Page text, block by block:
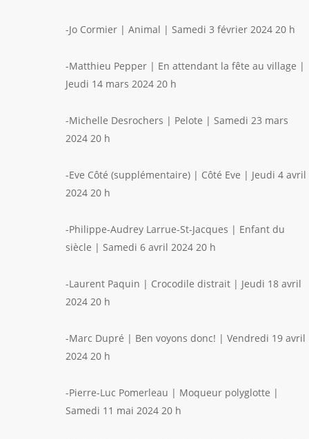
-Jo Cormier | Animal | Samedi 3 février 2024 20 h
-Matthieu Pepper | En attendant la fête au village |
Jeudi 14 mars 2024 20 h
-Michelle Desrochers | Pelote | Samedi 23 mars
2024 20 h
-Eve Côté (supplémentaire) | Côté Eve | Jeudi 4 avril
2024 20 h
-Philippe-Audrey Larrue-St-Jacques | Enfant du
siècle | Samedi 6 avril 2024 20 h
-Laurent Paquin | Crocodile distrait | Jeudi 18 avril
2024 20 h
-Marc Dupré | Ben voyons donc! | Vendredi 19 avril
2024 20 h
-Pierre-Luc Pomerleau | Moqueur polyglotte |
Samedi 11 mai 2024 20 h